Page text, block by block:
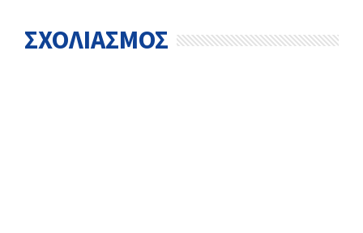
ΣΧΟΛΙΑΣΜΟΣ